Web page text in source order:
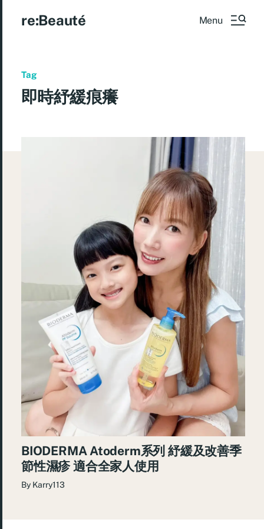
re:Beauté Menu
Tag
即時紓緩痕癢
BIODERMA Atoderm系列 紓緩及改善季
節性濕疹 適合全家人使用
By Karry113